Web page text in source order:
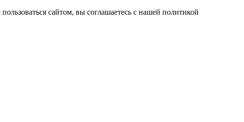
сайтом, вы соглашаетесь с нашей политикой